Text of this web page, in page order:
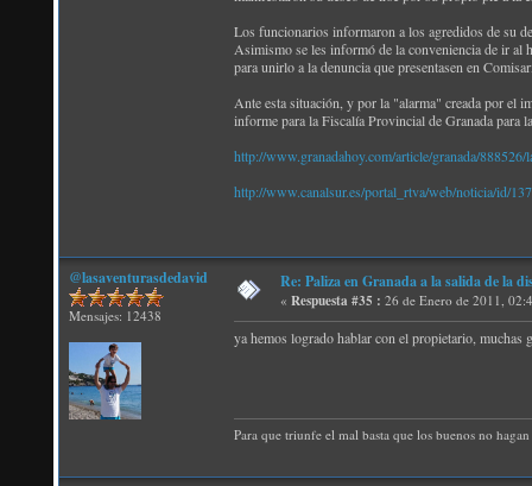
Los funcionarios informaron a los agredidos de su
Asimismo se les informó de la conveniencia de ir al
para unirlo a la denuncia que presentasen en
Ante esta situación, y por la "alarma" creada por el
informe para la Fiscalía Provincial de Granada para
http://www.granadahoy.com/article/granada/
http://www.canalsur.es/portal_rtva/web/noticia/id/
@lasaventurasdedavid
Mensajes: 12438
Re: Paliza en Granada a la salida de la
« Respuesta #35 : 26 de Enero de 2011,
ya hemos logrado hablar con el propietario, muchas
Para que triunfe el mal basta que los buenos no